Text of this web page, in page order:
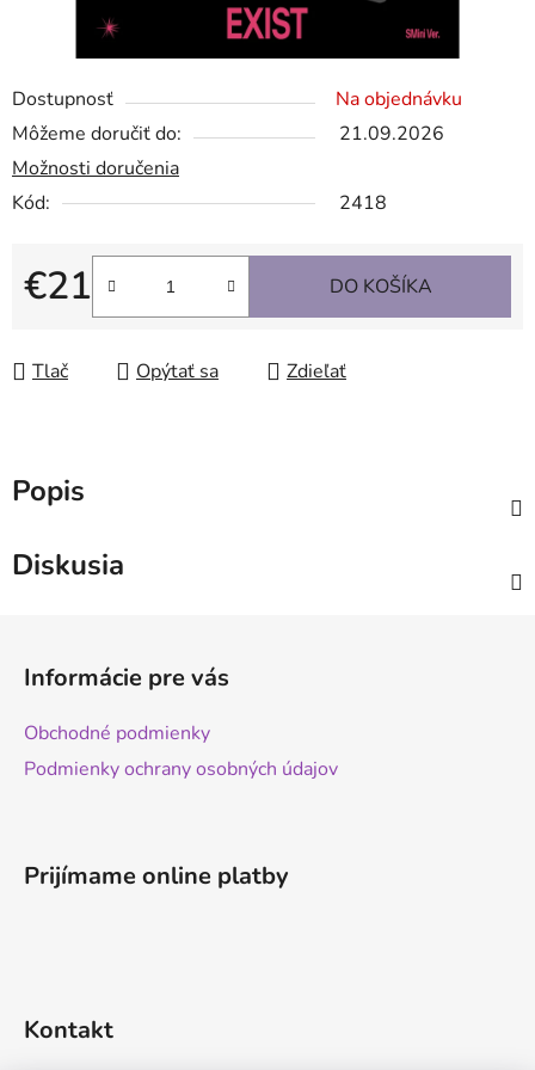
Dostupnosť
Na objednávku
Môžeme doručiť do:
21.09.2026
Možnosti doručenia
Kód:
2418
€21
Jednotková cena:
DO KOŠÍKA
Tlač Opýtať sa Zdieľať
Popis
Diskusia
Informácie pre vás
Obchodné podmienky
Podmienky ochrany osobných údajov
Prijímame online platby
Kontakt